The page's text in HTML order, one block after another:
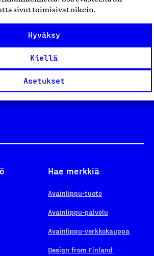
sivut toimisivat oikein.
Hyväksy
Kiellä
Asetukset
Yritys -merkki
Hae merkkiä
Avainlippu-tuote
Avainlippu-palvelu
Avainlippu-verkkokauppa
Design from Finland